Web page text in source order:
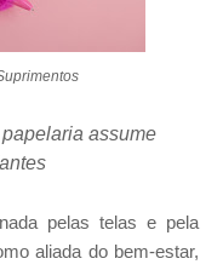
assume
pelas telas e pela
aliada do bem-estar,